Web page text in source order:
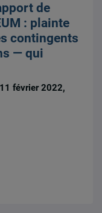
de
: plainte
contingents
— qui
février 2022,